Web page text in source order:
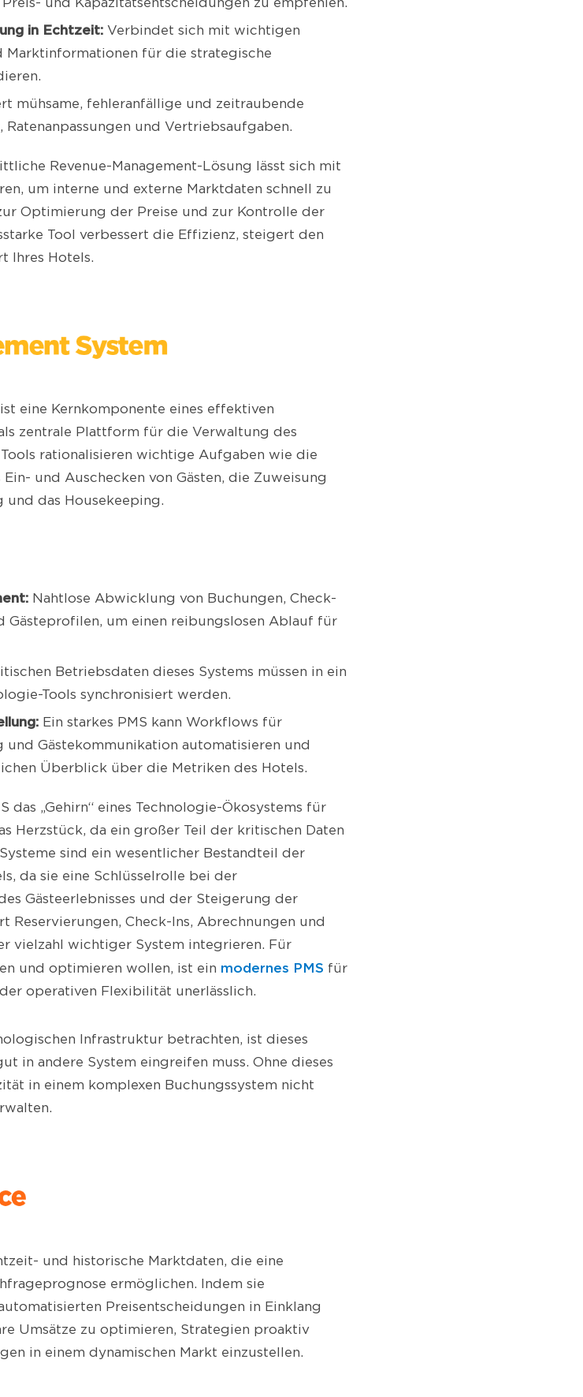
in Echtzeit: Verbindet sich mit wichtigen
Marktinformationen für die strategische
mühsame, fehleranfällige und zeitraubende
Ratenanpassungen und Vertriebsaufgaben.
Revenue-Management-Lösung lässt sich mit
um interne und externe Marktdaten schnell zu
Optimierung der Preise und zur Kontrolle der
Tool verbessert die Effizienz, steigert den
Ihres Hotels.
eine Kernkomponente eines effektiven
zentrale Plattform für die Verwaltung des
rationalisieren wichtige Aufgaben wie die
und Auschecken von Gästen, die Zuweisung
und das Housekeeping.
Nahtlose Abwicklung von Buchungen, Check-
Gästeprofilen, um einen reibungslosen Ablauf für
Betriebsdaten dieses Systems müssen in ein
Tools synchronisiert werden.
Ein starkes PMS kann Workflows für
und Gästekommunikation automatisieren und
Überblick über die Metriken des Hotels.
das „Gehirn“ eines Technologie-Ökosystems für
Herzstück, da ein großer Teil der kritischen Daten
sind ein wesentlicher Bestandteil der
da sie eine Schlüsselrolle bei der
Gästeerlebnisses und der Steigerung der
Reservierungen, Check-Ins, Abrechnungen und
vielzahl wichtiger System integrieren. Für
und optimieren wollen, ist ein modernes PMS für
operativen Flexibilität unerlässlich.
Infrastruktur betrachten, ist dieses
in andere System eingreifen muss. Ohne dieses
in einem komplexen Buchungssystem nicht
und historische Marktdaten, die eine
ermöglichen. Indem sie
Preisentscheidungen in Einklang
Umsätze zu optimieren, Strategien proaktiv
in einem dynamischen Markt einzustellen.